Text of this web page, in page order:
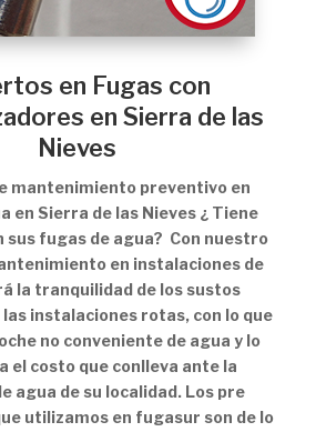
en Fugas con
en Sierra de las
Nieves
mantenimiento preventivo en
en Sierra de las Nieves ¿ Tiene
sus fugas de agua? Con nuestro
en instalaciones de
la tranquilidad de los sustos
instalaciones rotas, con lo que
no conveniente de agua y lo
el costo que conlleva ante la
agua de su localidad. Los pre
utilizamos en fugasur son de lo